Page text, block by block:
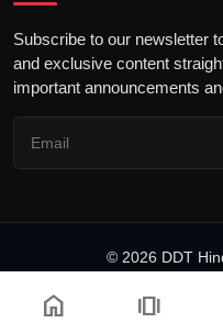
Subscribe to our newsletter
and exclusive content
important announcements
© 2026 DDT
कानूनी
home amp_stories